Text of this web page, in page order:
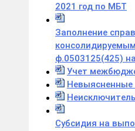
2021 год по МБТ
Заполнение
ф.0503125(425)
Учет
Невыясненные
Субсидия на